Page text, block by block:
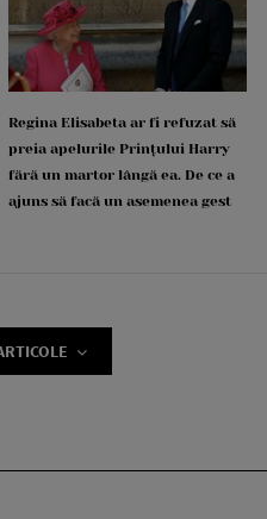
Regina Elisabeta ar fi refuzat să
preia apelurile Prințului Harry
fără un martor lângă ea. De ce a
ajuns să facă un asemenea gest